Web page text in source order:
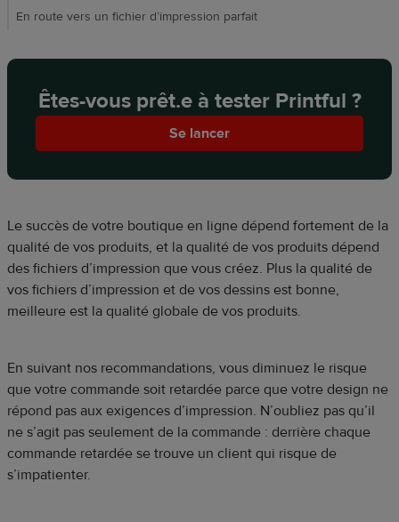
En route vers un fichier d’impression parfait
Êtes-vous prêt.e à tester Printful ?
Se lancer
Le succès de votre boutique en ligne dépend fortement de la
qualité de vos produits, et la qualité de vos produits dépend
des fichiers d’impression que vous créez. Plus la qualité de
vos fichiers d’impression et de vos dessins est bonne,
meilleure est la qualité globale de vos produits.
En suivant nos recommandations, vous diminuez le risque
que votre commande soit retardée parce que votre design ne
répond pas aux exigences d’impression. N’oubliez pas qu’il
ne s’agit pas seulement de la commande : derrière chaque
commande retardée se trouve un client qui risque de
s’impatienter.